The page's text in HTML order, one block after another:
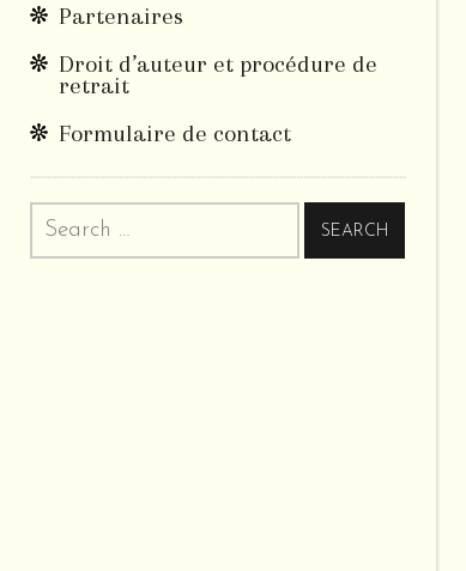
Partenaires
Droit d’auteur et procédure de
retrait
Formulaire de contact